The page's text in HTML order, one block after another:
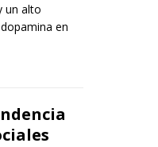
un alto
en